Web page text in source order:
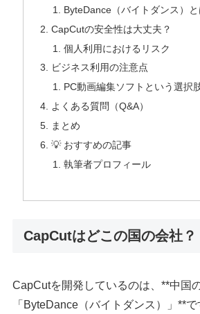
ByteDance（バイトダンス）
CapCutの安全性は大丈夫？
個人利用におけるリスク
ビジネス利用の注意点
PC動画編集ソフトという選択
よくある質問（Q&A）
まとめ
💡 おすすめの記事
執筆者プロフィール
CapCutはどこの国の会社？
CapCutを開発しているのは、**中国
「ByteDance（バイトダンス）」**で